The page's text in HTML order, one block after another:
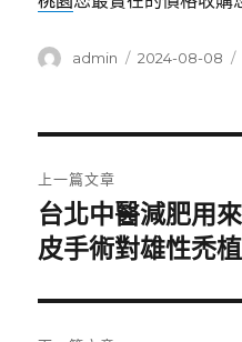
作
admin
發
2024-08-08
章
導
覽
上一篇文章
上
一
文
章:
台北中醫減肥用
皮手術對雄性禿